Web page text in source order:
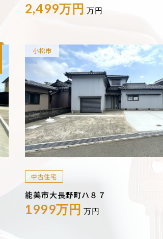
2,499万円 万円
小松市
中古住宅
能美市大長野町ハ８７
1999万円 万円